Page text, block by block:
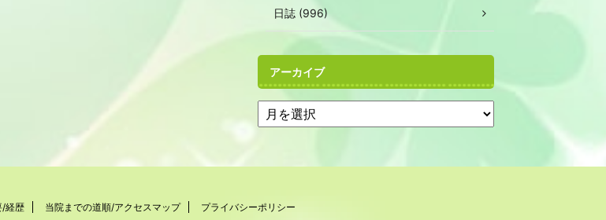
日誌 (996)
アーカイブ
/経歴 当院までの道順/アクセスマップ プライバシーポリシー